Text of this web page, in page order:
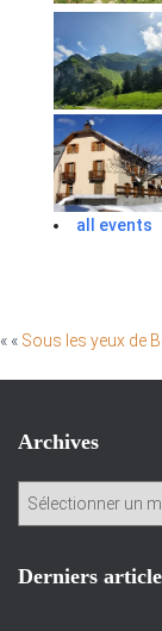
all events
« « Sous les yeux de
Archives
h
Derniers